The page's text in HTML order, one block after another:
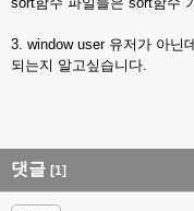
3. window user 유저가 아닌
되는지 알고싶습니다.
댓글 [1]